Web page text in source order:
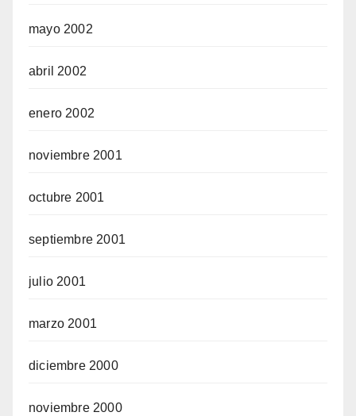
mayo 2002
abril 2002
enero 2002
noviembre 2001
octubre 2001
septiembre 2001
julio 2001
marzo 2001
diciembre 2000
noviembre 2000